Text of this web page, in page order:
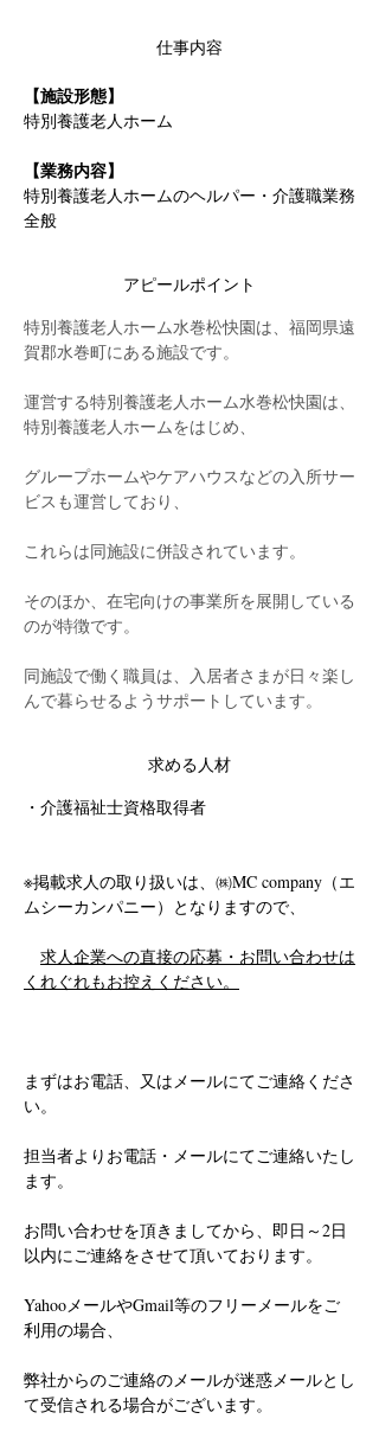
仕事内容
【施設形態】
特別養護老人ホーム
【業務内容】
特別養護老人ホームのヘルパー・介護職業務
全般
アピールポイント
特別養護老人ホーム水巻松快園は、福岡県遠
賀郡水巻町にある施設です。
運営する特別養護老人ホーム水巻松快園は、
特別養護老人ホームをはじめ、
グループホームやケアハウスなどの入所サー
ビスも運営しており、
これらは同施設に併設されています。
そのほか、在宅向けの事業所を展開している
のが特徴です。
同施設で働く職員は、入居者さまが日々楽し
んで暮らせるようサポートしています。
求める人材
・介護福祉士資格取得者
※掲載求人の取り扱いは、㈱MC company（エ
ムシーカンパニー）となりますので、
求人企業への直接の応募・お問い合わせは
くれぐれもお控えください。
まずはお電話、又はメールにてご連絡くださ
い。
担当者よりお電話・メールにてご連絡いたし
ます。
お問い合わせを頂きましてから、即日～2日
以内にご連絡をさせて頂いております。
YahooメールやGmail等のフリーメールをご
利用の場合、
弊社からのご連絡のメールが迷惑メールとし
て受信される場合がございます。